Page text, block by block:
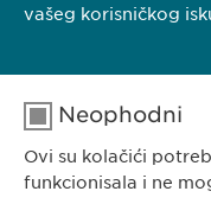
11010 Beograd
Srbija
Tel.: +381 (0)
E-mail:info@
vašeg korisničkog
Neophodni
Ovi su kolačići
funkcionisala i ne